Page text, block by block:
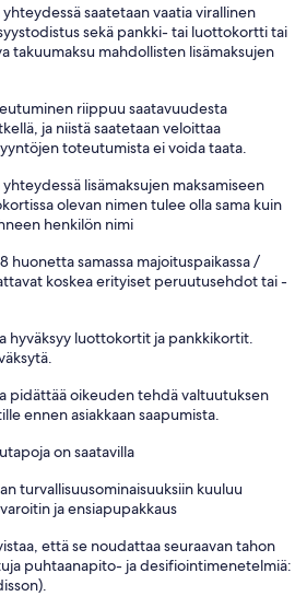
saatetaan vaatia virallinen
sekä pankki- tai luottokortti tai
takuumaksu mahdollisten lisämaksujen
riippuu saatavuudesta
ja niistä saatetaan veloittaa
toteutumista ei voida taata.
lisämaksujen maksamiseen
olevan nimen tulee olla sama kuin
henkilön nimi
huonetta samassa majoituspaikassa /
koskea erityiset peruutusehdot tai -
hyväksyy luottokortit ja pankkikortit.
pidättää oikeuden tehdä valtuutuksen
ennen asiakkaan saapumista.
on saatavilla
turvallisuusominaisuuksiin kuuluu
ja ensiapupakkaus
että se noudattaa seuraavan tahon
puhtaanapito- ja desifiointimenetelmiä: